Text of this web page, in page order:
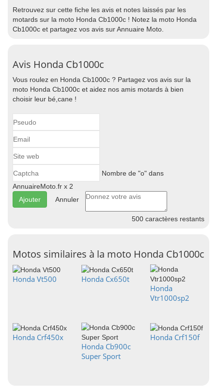
Retrouvez sur cette fiche les avis et notes laissés par les
motards sur la moto Honda Cb1000c ! Notez la moto Honda
Cb1000c et partagez vos avis sur Annuaire Moto.
Avis Honda Cb1000c
Vous roulez en Honda Cb1000c ? Partagez vos avis sur la
moto Honda Cb1000c et aidez nos amis motards à bien
choisir leur bé,cane !
Nombre de "o" dans
AnnuaireMoto.fr x 2
Annuler
500 caractères restants
Motos similaires à la moto Honda Cb1000c
Honda Vt500
Honda Cx650t
Honda
Vtr1000sp2
Honda Crf450x
Honda Cb900c
Super Sport
Honda Crf150f